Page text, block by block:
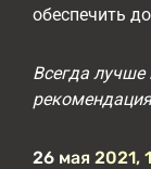
обеспечить
Всегда лучше
26 мая 2021,